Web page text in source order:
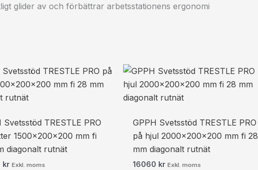
glider av och förbättrar arbetsstationens ergonomi
Svetsstöd TRESTLE PRO
1500x200x200 mm fi
diagonalt rutnät
kr Exkl. moms
GPPH Svetsstöd TRESTLE PRO
på hjul 2000x200x200 mm fi 28
mm diagonalt rutnät
16060 kr Exkl. moms